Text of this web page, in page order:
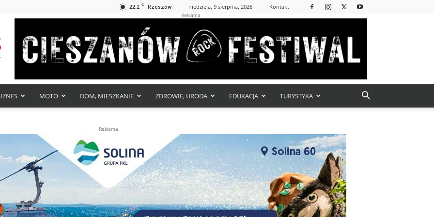
22.2 C Rzeszów niedziela, 9 sierpnia, 2026 Kontakt
Reklama
MOTO DOM, MIESZKANIE ZDROWIE, URODA EDUKACJA TURYSTYKA
Reklama